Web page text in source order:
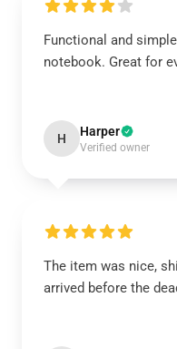
Functional and
notebook. Great for
H Harper
Verified owner
The item was nice,
arrived before the